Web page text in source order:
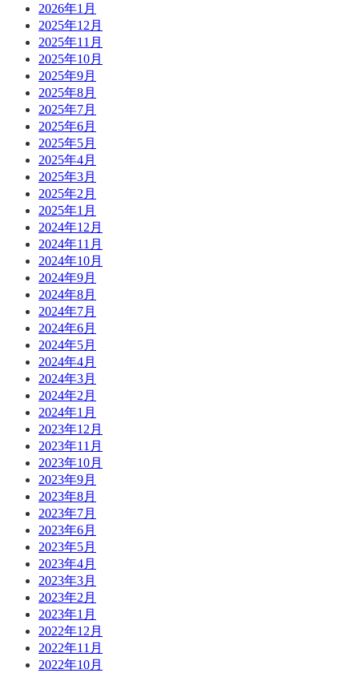
2026年1月
2025年12月
2025年11月
2025年10月
2025年9月
2025年8月
2025年7月
2025年6月
2025年5月
2025年4月
2025年3月
2025年2月
2025年1月
2024年12月
2024年11月
2024年10月
2024年9月
2024年8月
2024年7月
2024年6月
2024年5月
2024年4月
2024年3月
2024年2月
2024年1月
2023年12月
2023年11月
2023年10月
2023年9月
2023年8月
2023年7月
2023年6月
2023年5月
2023年4月
2023年3月
2023年2月
2023年1月
2022年12月
2022年11月
2022年10月